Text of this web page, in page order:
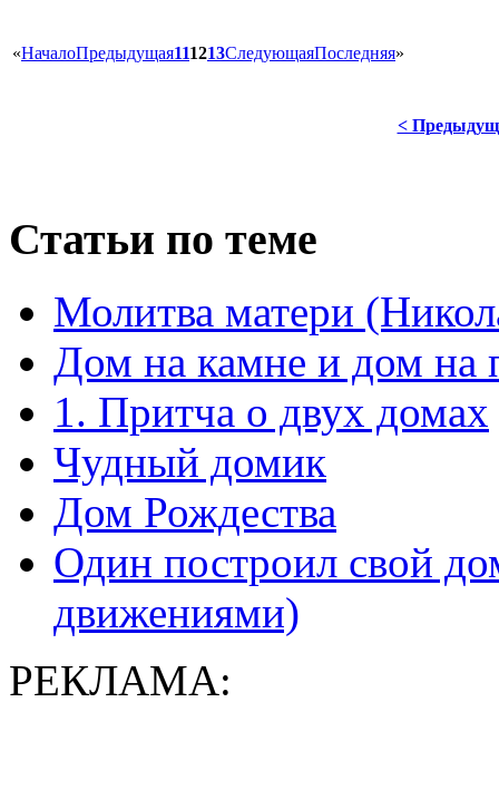
«НачалоПредыдущая111213СледующаяПоследняя»
<
Статьи по теме
Молитва матери
Дом на камне и дом на
1. Притча о двух домах
Чудный домик
Дом Рождества
Один построил свой
движениями)
РЕКЛАМА: